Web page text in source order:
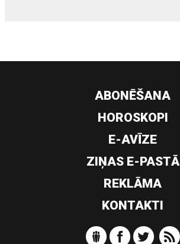
ABONĒŠANA
HOROSKOPI
E-AVĪZE
ZIŅAS E-PASTĀ
REKLĀMA
KONTAKTI